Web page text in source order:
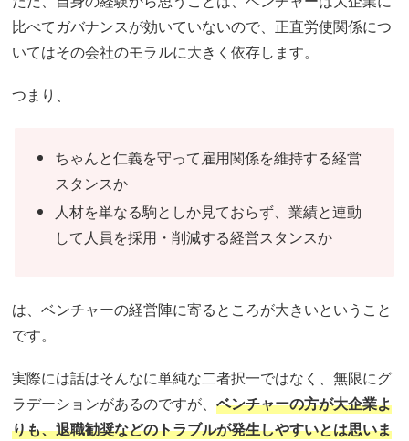
比べてガバナンスが効いていないので、正直労使関係につ
いてはその会社のモラルに大きく依存します。
つまり、
ちゃんと仁義を守って雇用関係を維持する経営
スタンスか
人材を単なる駒としか見ておらず、業績と連動
して人員を採用・削減する経営スタンスか
は、ベンチャーの経営陣に寄るところが大きいということ
です。
実際には話はそんなに単純な二者択一ではなく、無限にグ
ラデーションがあるのですが、ベンチャーの方が大企業よ
りも、退職勧奨などのトラブルが発生しやすいとは思いま